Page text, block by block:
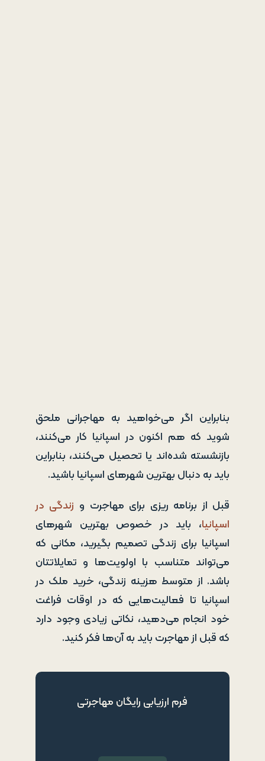
بنابراین اگر می‌خواهید به مهاجرانی ملحق
شوید که هم اکنون در اسپانیا کار می‌کنند،
بازنشسته شده‌اند یا تحصیل می‌کنند، بنابراین
باید به دنبال بهترین شهرهای اسپانیا باشید.
قبل از برنامه ریزی برای مهاجرت و زندگی در
اسپانیا، باید در خصوص بهترین شهرهای
اسپانیا برای زندگی تصمیم بگیرید، مکانی که
می‌تواند متناسب با اولویت‌ها و تمایلاتتان
باشد. از متوسط هزینه زندگی، خرید ملک در
اسپانیا تا فعالیت‌هایی که در اوقات فراغت
خود انجام می‌دهید، نکاتی زیادی وجود دارد
که قبل از مهاجرت باید به آن‌ها فکر کنید.
فرم ارزیابی رایگان مهاجرتی